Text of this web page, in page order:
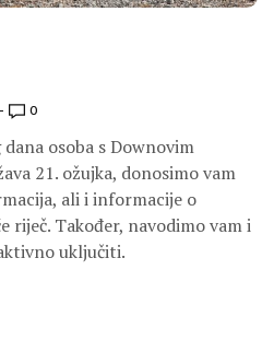
0
osoba s Downovim
21. ožujka, donosimo vam
ali i informacije o
riječ. Također, navodimo vam i
uključiti.